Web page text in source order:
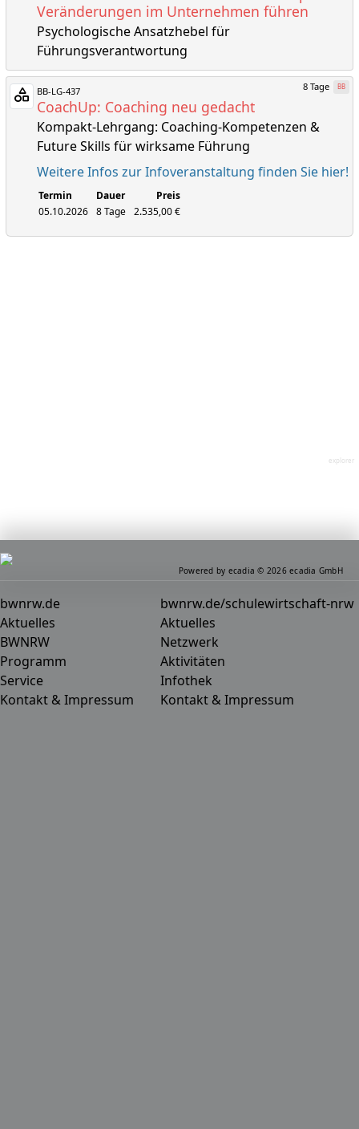
explorer
Veränderungen im Unternehmen führen
Psychologische Ansatzhebel für
Führungsverantwortung
BB-LG-437 8 Tage BB
CoachUp: Coaching neu gedacht
Kompakt-Lehrgang: Coaching-Kompetenzen &
Future Skills für wirksame Führung
Weitere Infos zur Infoveranstaltung finden Sie hier!
Termin Dauer
Preis
05.10.2026
8 Tage 2.535,00 €
bwnrw.de
Aktuelles
BWNRW
Programm
Service
Kontakt & Impressum
bwnrw.de/schulewirtschaft-nrw
Aktuelles
Netzwerk
Aktivitäten
Infothek
Kontakt & Impressum
Powered by ecadia © 2026 ecadia GmbH